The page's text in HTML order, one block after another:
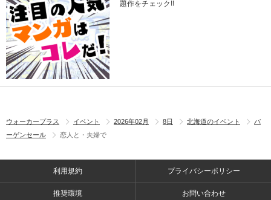
題作をチェック!!
ウォーカープラス イベント 2026年02月 8日 北海道のイベント
バ
ーゲンセール
恋人と・夫婦で
利用規約 プライバシーポリシー
推奨環境 お問い合わせ